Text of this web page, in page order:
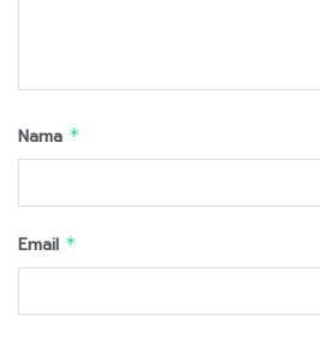
Nama *
Email *